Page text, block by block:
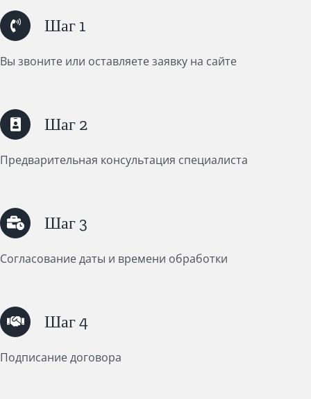
Шаг 1
Вы звоните или оставляете заявку на сайте
Шаг 2
Предварительная консультация специалиста
Шаг 3
Согласование даты и времени обработки
Шаг 4
Подписание договора